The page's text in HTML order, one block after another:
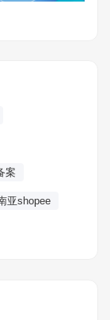
案
亚shopee